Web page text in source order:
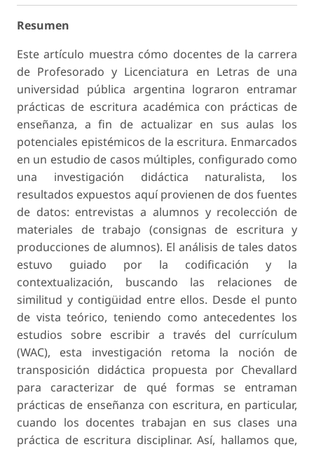
Resumen
Este artículo muestra cómo docentes de la carrera
de Profesorado y Licenciatura en Letras de una
universidad pública argentina lograron entramar
prácticas de escritura académica con prácticas de
enseñanza, a fin de actualizar en sus aulas los
potenciales epistémicos de la escritura. Enmarcados
en un estudio de casos múltiples, configurado como
una investigación didáctica naturalista, los
resultados expuestos aquí provienen de dos fuentes
de datos: entrevistas a alumnos y recolección de
materiales de trabajo (consignas de escritura y
producciones de alumnos). El análisis de tales datos
estuvo guiado por la codificación y la
contextualización, buscando las relaciones de
similitud y contigüidad entre ellos. Desde el punto
de vista teórico, teniendo como antecedentes los
estudios sobre escribir a través del currículum
(WAC), esta investigación retoma la noción de
transposición didáctica propuesta por Chevallard
para caracterizar de qué formas se entraman
prácticas de enseñanza con escritura, en particular,
cuando los docentes trabajan en sus clases una
práctica de escritura disciplinar. Así, hallamos que,